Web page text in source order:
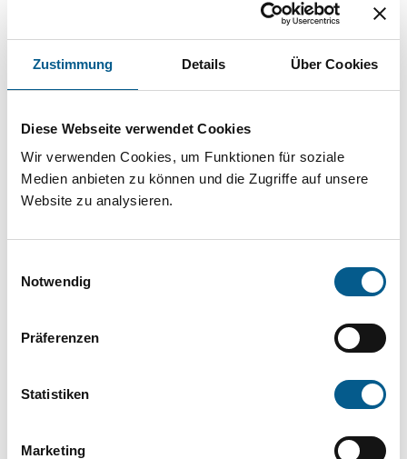
Zustimmung Details Über Cookies
Diese Webseite verwendet Cookies
Wir verwenden Cookies, um Funktionen für soziale
Medien anbieten zu können und die Zugriffe auf unsere
Website zu analysieren.
Notwendig
Präferenzen
Statistiken
Marketing
Sie suchen finanzielle Unterstützung für ein
Projekt oder ein Vorhaben? Hier können Sie
direkt über unsere Fördermitteldatenbank und
Stiftungsdatenbank recherchieren. Bei der
Suche bitte die Groß- und Kleinschreibung
beachten.
Bitte Suchbegriff eingeben. Ergebnisse
können durch die Wahl von Bereichen oder
Suchen